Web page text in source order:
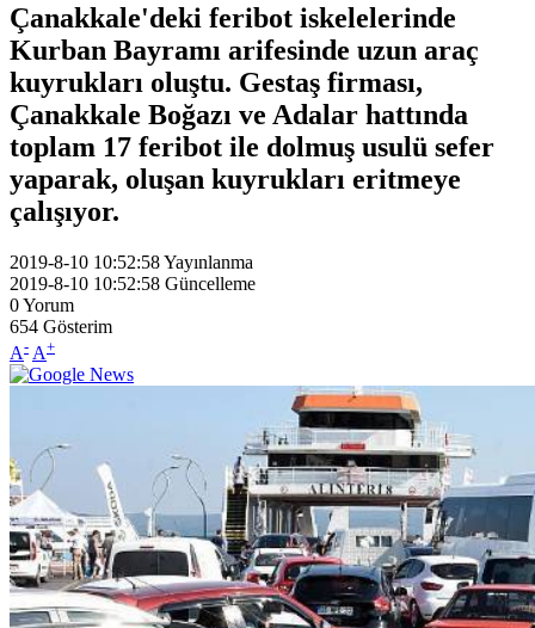
Çanakkale'deki feribot iskelelerinde
Kurban Bayramı arifesinde uzun araç
kuyrukları oluştu. Gestaş firması,
Çanakkale Boğazı ve Adalar hattında
toplam 17 feribot ile dolmuş usulü sefer
yaparak, oluşan kuyrukları eritmeye
çalışıyor.
2019-8-10 10:52:58Yayınlanma
2019-8-10 10:52:58 Güncelleme
0Yorum
654 Gösterim
A- A+